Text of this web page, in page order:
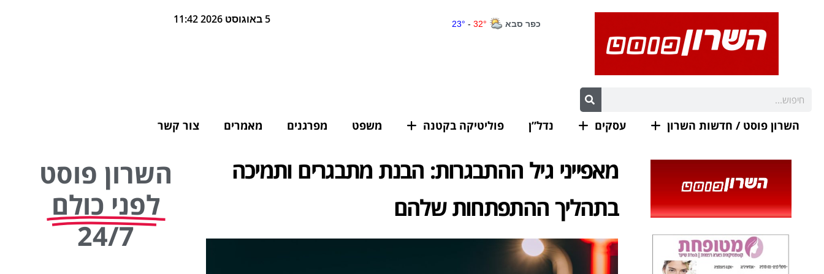
5 באוגוסט 2026 11:42
השרון פוסט / חדשות השרון עסקים נדל”ן פוליטיקה בקטנה משפט מפרגנים מאמרים צור קשר
מאפייני גיל ההתבגרות: הבנת מתבגרים ותמיכה
בתהליך ההתפתחות שלהם
השרון פוסט
לפני כולם
24/7